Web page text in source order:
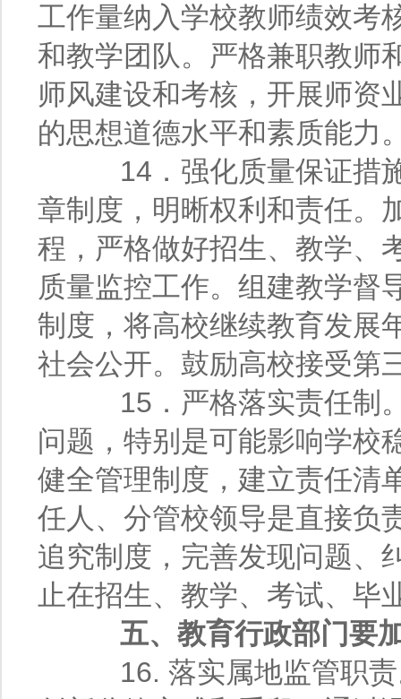
工作量纳入学校教师绩效考
和教学团队。严格兼职教师
师风建设和考核，开展师资
的思想道德水平和素质能力
14．强化质量保证措施
章制度，明晰权利和责任。
程，严格做好招生、教学、
质量监控工作。组建教学督
制度，将高校继续教育发展
社会公开。鼓励高校接受第
15．严格落实责任制。
问题，特别是可能影响学校
健全管理制度，建立责任清
任人、分管校领导是直接负
追究制度，完善发现问题、
止在招生、教学、考试、毕
五、教育行政部门要
16. 落实属地监管职责